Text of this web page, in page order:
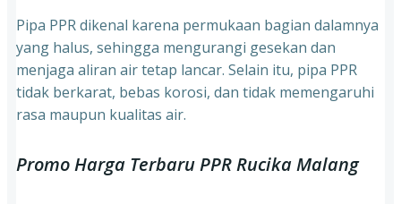
Pipa PPR dikenal karena permukaan bagian dalamnya
yang halus, sehingga mengurangi gesekan dan
menjaga aliran air tetap lancar. Selain itu, pipa PPR
tidak berkarat, bebas korosi, dan tidak memengaruhi
rasa maupun kualitas air.
Promo Harga Terbaru PPR Rucika Malang